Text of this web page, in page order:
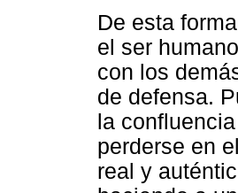
De esta
el ser
con los
de defensa.
la
perderse en
real y